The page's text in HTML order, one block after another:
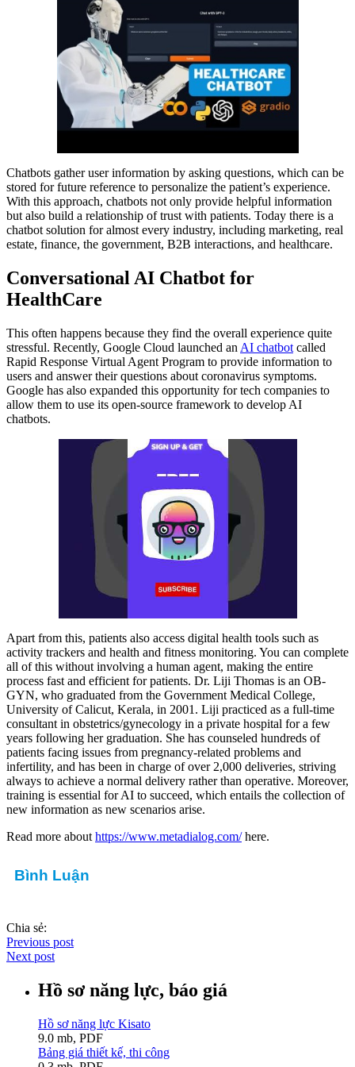
Chatbots gather user information by asking questions, which can be
stored for future reference to personalize the patient’s experience.
With this approach, chatbots not only provide helpful information
but also build a relationship of trust with patients. Today there is a
chatbot solution for almost every industry, including marketing, real
estate, finance, the government, B2B interactions, and healthcare.
Conversational AI Chatbot for
HealthCare
This often happens because they find the overall experience quite
stressful. Recently, Google Cloud launched an AI chatbot called
Rapid Response Virtual Agent Program to provide information to
users and answer their questions about coronavirus symptoms.
Google has also expanded this opportunity for tech companies to
allow them to use its open-source framework to develop AI
chatbots.
Apart from this, patients also access digital health tools such as
activity trackers and health and fitness monitoring. You can complete
all of this without involving a human agent, making the entire
process fast and efficient for patients. Dr. Liji Thomas is an OB-
GYN, who graduated from the Government Medical College,
University of Calicut, Kerala, in 2001. Liji practiced as a full-time
consultant in obstetrics/gynecology in a private hospital for a few
years following her graduation. She has counseled hundreds of
patients facing issues from pregnancy-related problems and
infertility, and has been in charge of over 2,000 deliveries, striving
always to achieve a normal delivery rather than operative. Moreover,
training is essential for AI to succeed, which entails the collection of
new information as new scenarios arise.
Read more about https://www.metadialog.com/here.
Bình Luận
Chia sẻ:
Previous post
Next post
Hồ sơ năng lực, báo giá
Hồ sơ năng lực Kisato
9.0 mb, PDF
Bảng giá thiết kế, thi công